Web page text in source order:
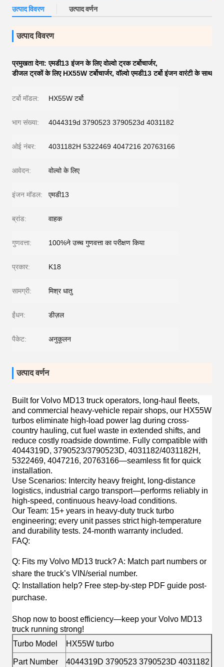
उत्पाद विवरण उत्पाद वर्णन
उत्पाद विवरण
प्रमुखता देना:एमडी13 इंजन के लिए वोल्वो ट्रक टर्बोचार्जर,
डीजल ट्रकों के लिए HX55W टर्बोचार्जर,वॉल्वो एमडी13 टर्बो इंजन वारंटी के साथ
टर्बो मॉडल: HX55W टर्बो
भाग संख्या: 4044319d 3790523 3790523d 4031182
ओई नंबर: 4031182H 5322469 4047216 20763166
आवेदन: वोल्वो के लिए
इंजन मॉडल: एमडी13
ब्रांड: वाहक
गुणवत्ता: 100%ने उच्च गुणवत्ता का परीक्षण किया
प्रकार: K18
सामग्री: मिश्र धातु
ईंधन: डीज़ल
पैकेट: अनुकूलन
उत्पाद वर्णन
Built for Volvo MD13 truck operators, long-haul fleets,
and commercial heavy-vehicle repair shops, our HX55W
turbos eliminate high-load power lag during cross-
country hauling, cut fuel waste in extended shifts, and
reduce costly roadside downtime. Fully compatible with
4044319D, 3790523/3790523D, 4031182/4031182H,
5322469, 4047216, 20763166—seamless fit for quick
installation.
Use Scenarios: Intercity heavy freight, long-distance
logistics, industrial cargo transport—performs reliably in
high-speed, continuous heavy-load conditions.
Our Team: 15+ years in heavy-duty truck turbo
engineering; every unit passes strict high-temperature
and durability tests. 24-month warranty included.
FAQ:
Q: Fits my Volvo MD13 truck? A: Match part numbers or
share the truck’s VIN/serial number.
Q: Installation help? Free step-by-step PDF guide post-
purchase.
Shop now to boost efficiency—keep your Volvo MD13
truck running strong!
Turbo Model
HX55W turbo
Part Number 4044319D 3790523 3790523D 4031182